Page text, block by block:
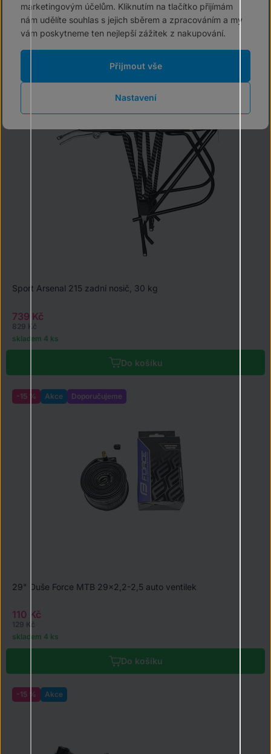
Do košíku
1 779 Kč
2 490 Kč
skladem
Do košíku
Sport Arsenal 215 zadní nosič, 30 kg
739 Kč
829 Kč
skladem 4 ks
-15 % Akce Doporučujeme
Do košíku
29" Duše Force MTB 29x2,2-2,5 auto ventilek
110 Kč
129 Kč
skladem 4 ks
-15 % Akce
marketingovým účelům. Kliknutím na tlačítko přijímám
nám udělíte souhlas s jejich sběrem a zpracováním a my
vám poskytneme ten nejlepší zážitek z nakupování.
Nastavení
Přijmout vše